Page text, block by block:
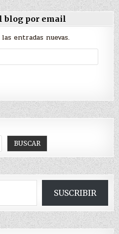
blog por email
entradas nuevas.
BUSCAR
SUSCRIBIR